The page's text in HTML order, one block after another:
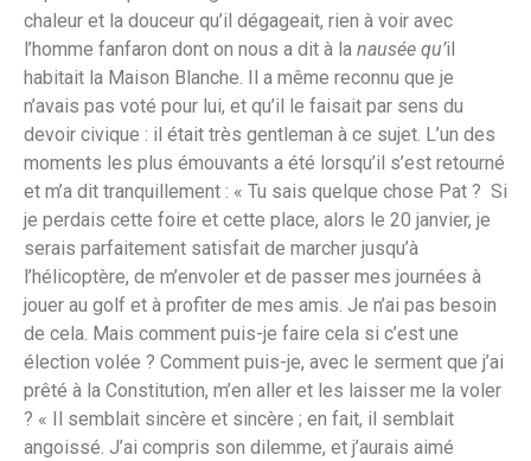
chaleur et la douceur qu’il dégageait, rien à voir avec
l’homme fanfaron dont on nous a dit à la nausée qu’il
habitait la Maison Blanche. Il a même reconnu que je
n’avais pas voté pour lui, et qu’il le faisait par sens du
devoir civique : il était très gentleman à ce sujet. L’un des
moments les plus émouvants a été lorsqu’il s’est retourné
et m’a dit tranquillement : « Tu sais quelque chose Pat ? Si
je perdais cette foire et cette place, alors le 20 janvier, je
serais parfaitement satisfait de marcher jusqu’à
l’hélicoptère, de m’envoler et de passer mes journées à
jouer au golf et à profiter de mes amis. Je n’ai pas besoin
de cela. Mais comment puis-je faire cela si c’est une
élection volée ? Comment puis-je, avec le serment que j’ai
prêté à la Constitution, m’en aller et les laisser me la voler
? « Il semblait sincère et sincère ; en fait, il semblait
angoissé. J’ai compris son dilemme, et j’aurais aimé